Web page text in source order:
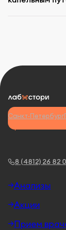
8 (4812) 26 82
Санкт-Петербург
Анализы
Акции
Прием